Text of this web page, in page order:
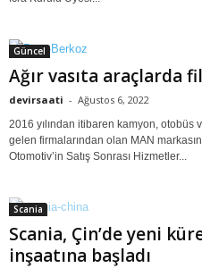
Güncel
Ağır vasıta araçlarda
devirsaati - Ağustos 6, 2022
2016 yılından itibaren kamyon, otobüs
gelen firmalarından olan MAN
Otomotiv’in Satış Sonrası Hizmetler...
Scania
Scania, Çin’de yeni
inşaatına başladı